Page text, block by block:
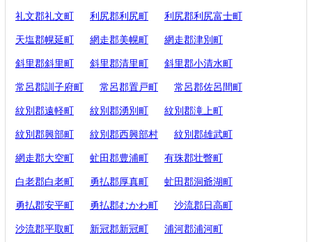
礼文郡礼文町 利尻郡利尻町 利尻郡利尻富士町
天塩郡幌延町 網走郡美幌町 網走郡津別町
斜里郡斜里町 斜里郡清里町 斜里郡小清水町
常呂郡訓子府町 常呂郡置戸町 常呂郡佐呂間町
紋別郡遠軽町 紋別郡湧別町 紋別郡滝上町
紋別郡興部町 紋別郡西興部村 紋別郡雄武町
網走郡大空町 虻田郡豊浦町 有珠郡壮瞥町
白老郡白老町 勇払郡厚真町 虻田郡洞爺湖町
勇払郡安平町 勇払郡むかわ町 沙流郡日高町
沙流郡平取町 新冠郡新冠町 浦河郡浦河町